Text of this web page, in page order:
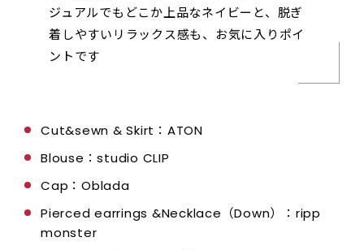
ジュアルでもどこか上品なネイビーと、脱ぎ
着しやすいリラックス感も、お気に入りポイ
ントです
Cut&sewn & Skirt：ATON
Blouse：studio CLIP
Cap：Oblada
Pierced earrings &Necklace（Down）：ripp
monster